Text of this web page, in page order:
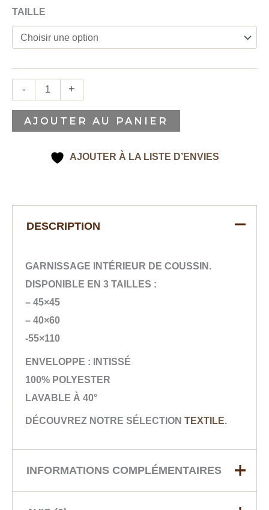
TAILLE
- +
AJOUTER AU PANIER
AJOUTER À LA LISTE D’ENVIES
DESCRIPTION
GARNISSAGE INTÉRIEUR DE COUSSIN.
DISPONIBLE EN 3 TAILLES :
– 45×45
– 40×60
-55×110
ENVELOPPE : INTISSÉ
100% POLYESTER
LAVABLE À 40°
DÉCOUVREZ NOTRE SÉLECTIONTEXTILE.
INFORMATIONS COMPLÉMENTAIRES